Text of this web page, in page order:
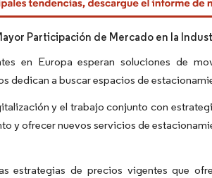
Participación de Mercado en la
en Europa esperan soluciones de
dedican a buscar espacios de
y el trabajo conjunto con
y ofrecer nuevos servicios de
estrategias de precios vigentes que